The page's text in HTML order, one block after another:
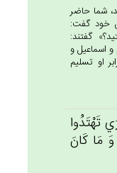
شما حاضر
خود گفت:
گفتند:
اسماعيل و
او تسليم
تَهْتَدُوا
مَا كَان‌َ